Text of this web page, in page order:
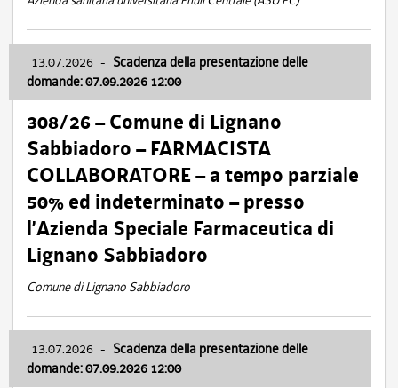
13.07.2026 - Scadenza della presentazione delle
domande: 07.09.2026 12:00
308/26 – Comune di Lignano
Sabbiadoro – FARMACISTA
COLLABORATORE – a tempo parziale
50% ed indeterminato – presso
l’Azienda Speciale Farmaceutica di
Lignano Sabbiadoro
Comune di Lignano Sabbiadoro
13.07.2026 - Scadenza della presentazione delle
domande: 07.09.2026 12:00